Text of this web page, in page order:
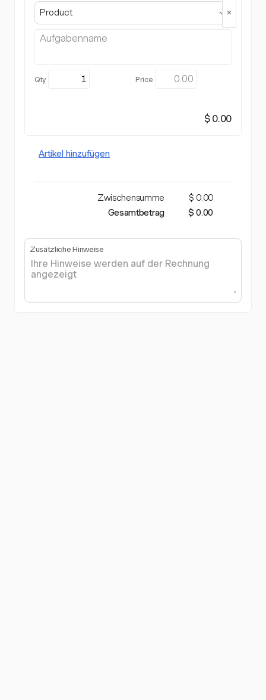
Product
$ 0.00
Artikel hinzufügen
Zwischensumme
$ 0.00
Gesamtbetrag
$ 0.00
Zusätzliche Hinweise